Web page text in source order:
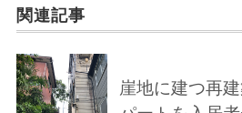
関連記事
崖地に建つ再